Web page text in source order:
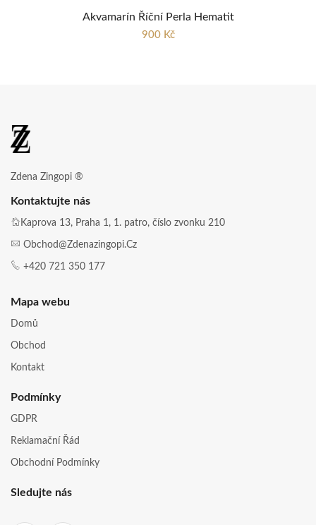
Akvamarín Říční Perla Hematit
900 Kč
Zdena Zingopi ®
Kontaktujte nás
Kaprova 13, Praha 1, 1. patro, číslo zvonku 210
Obchod@zdenazingopi.cz
+420 721 350 177
Mapa webu
Domů
Obchod
Kontakt
Podmínky
GDPR
Reklamační Řád
Obchodní Podmínky
Sledujte nás